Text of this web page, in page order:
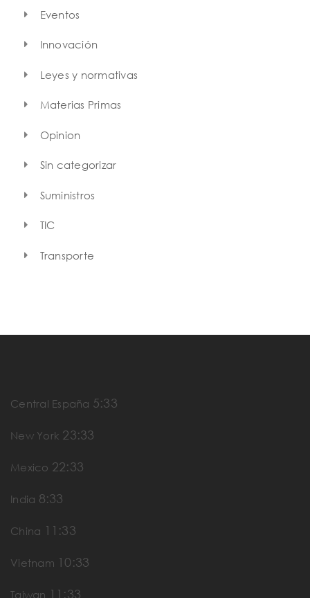
Eventos
Innovación
Leyes y normativas
Materias Primas
Opinion
Sin categorizar
Suministros
TIC
Transporte
Central España 5:33
New York 23:33
Mexico 22:33
India 8:33
China 11:33
Vietnam 10:33
Taiwan 11:33